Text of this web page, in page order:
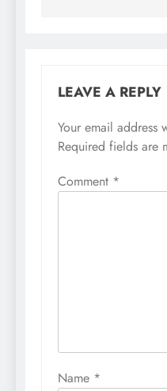
LEAVE A REPLY
Your email address
Required fields are
Comment *
Name *